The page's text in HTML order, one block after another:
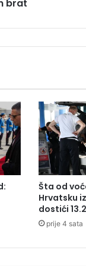
brat
Šta od
Hrvatsku
dostići
prije 4 sata